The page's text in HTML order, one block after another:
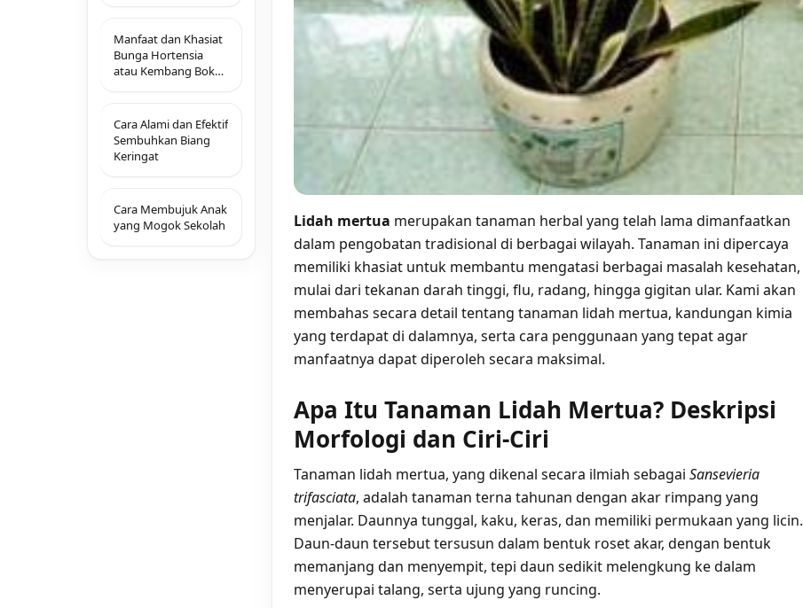
Manfaat dan Khasiat
Bunga Hortensia
atau Kembang Bokor
Cara Alami dan Efektif
Sembuhkan Biang
Keringat
Cara Membujuk Anak
yang Mogok Sekolah
Lidah mertua merupakan tanaman herbal yang telah lama dimanfaatkan
dalam pengobatan tradisional di berbagai wilayah. Tanaman ini dipercaya
memiliki khasiat untuk membantu mengatasi berbagai masalah kesehatan,
mulai dari tekanan darah tinggi, flu, radang, hingga gigitan ular. Kami akan
membahas secara detail tentang tanaman lidah mertua, kandungan kimia
yang terdapat di dalamnya, serta cara penggunaan yang tepat agar
manfaatnya dapat diperoleh secara maksimal.
Apa Itu Tanaman Lidah Mertua? Deskripsi
Morfologi dan Ciri-Ciri
Tanaman lidah mertua, yang dikenal secara ilmiah sebagai Sansevieria
trifasciata, adalah tanaman terna tahunan dengan akar rimpang yang
menjalar. Daunnya tunggal, kaku, keras, dan memiliki permukaan yang licin.
Daun-daun tersebut tersusun dalam bentuk roset akar, dengan bentuk
memanjang dan menyempit, tepi daun sedikit melengkung ke dalam
menyerupai talang, serta ujung yang runcing.